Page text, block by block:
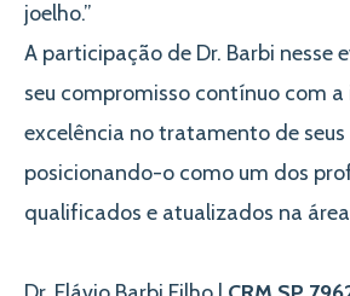
joelho.”
A participação de Dr. Barbi nesse
seu compromisso contínuo com a
excelência no tratamento de seus
posicionando-o como um dos
qualificados e atualizados na